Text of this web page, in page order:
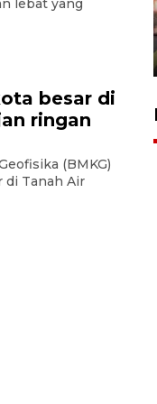
lebat yang
besar di
ringan
(BMKG)
di Tanah Air
aparat